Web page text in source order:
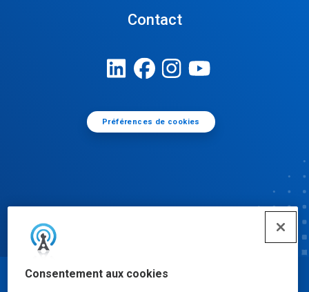
Consentement aux cookies
Contact
Préférences de cookies